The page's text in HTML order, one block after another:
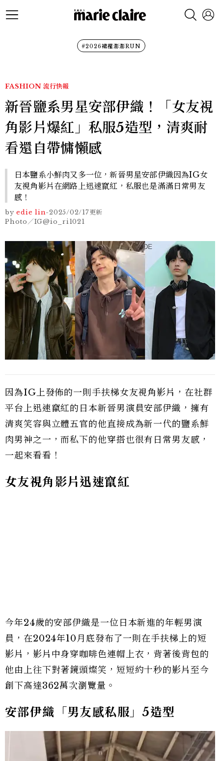
#2026裙襬澎澎RUN
FASHION 流行快報
新晉鹽系男星安部伊織！「女友視
角影片爆紅」私服5造型，清爽耐
看還自帶慵懶感
日本鹽系小鮮肉又多一位，新晉男星安部伊織因為IG女
友視角影片在網路上迅速竄紅，私服也是滿滿日常男友
感！
by edie lin-2025/02/17更新
Photo／IG@io_ri1021
因為IG上發佈的一則手扶梯女友視角影片，在社群
平台上迅速竄紅的日本新晉男演員安部伊織，擁有
清爽笑容與立體五官的他直接成為新一代的鹽系鮮
肉男神之一，而私下的他穿搭也很有日常男友感，
一起來看看！
女友視角影片迅速竄紅
今年24歲的安部伊織是一位日本新進的年輕男演
員，在2024年10月底發布了一則在手扶梯上的短
影片，影片中身穿咖啡色連帽上衣，背著後背包的
他由上往下對著鏡頭燦笑，短短約十秒的影片至今
創下高達362萬次瀏覽量。
安部伊織「男友感私服」5造型